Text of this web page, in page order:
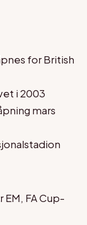
for British
i 2003
mars
FA Cup-